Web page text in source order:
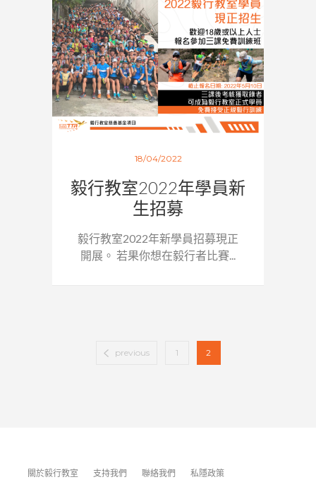
18/04/2022
毅行教室2022年學員新
生招募
毅行教室2022年新學員招募現正
開展。 若果你想在毅行者比賽...
previous 1 2
關於毅行教室 支持我們 聯絡我們 私隱政策